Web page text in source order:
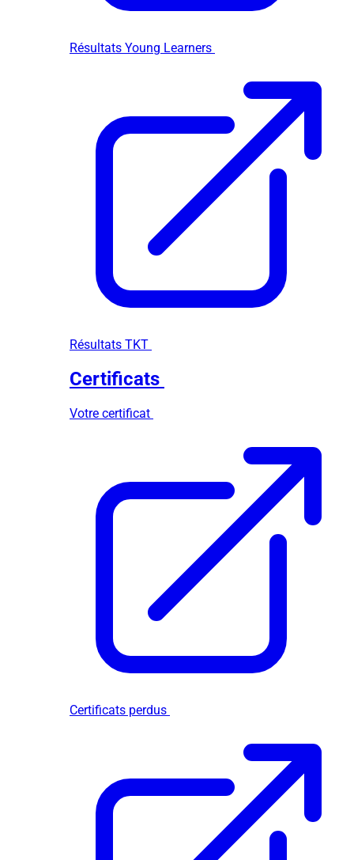
Résultats Young Learners
Résultats TKT
Certificats
Votre certificat
Certificats perdus